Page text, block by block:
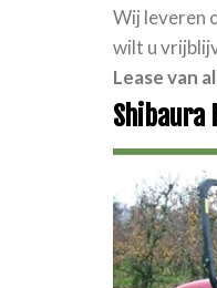
Wij leveren
wilt u
Lease van
Shibaura